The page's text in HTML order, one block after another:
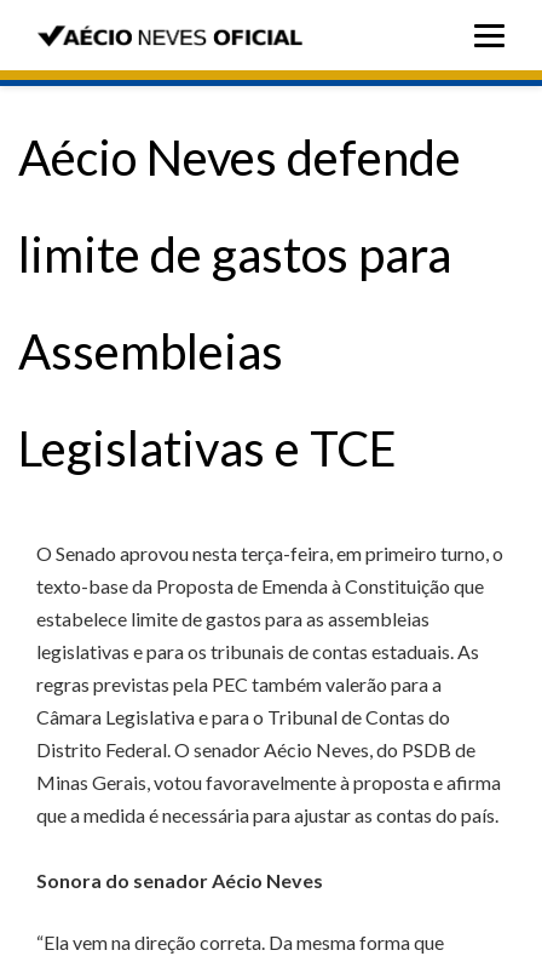
Aécio Neves defende
limite de gastos para
Assembleias
Legislativas e TCE
O Senado aprovou nesta terça-feira, em primeiro turno, o
texto-base da Proposta de Emenda à Constituição que
estabelece limite de gastos para as assembleias
legislativas e para os tribunais de contas estaduais. As
regras previstas pela PEC também valerão para a
Câmara Legislativa e para o Tribunal de Contas do
Distrito Federal. O senador Aécio Neves, do PSDB de
Minas Gerais, votou favoravelmente à proposta e afirma
que a medida é necessária para ajustar as contas do país.
Sonora do senador Aécio Neves
“Ela vem na direção correta. Da mesma forma que